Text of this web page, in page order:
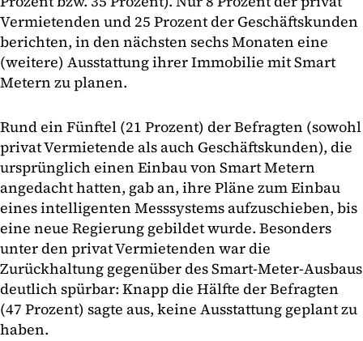
Vermietenden und 25 Prozent der Geschäftskunden
berichten, in den nächsten sechs Monaten eine
(weitere) Ausstattung ihrer Immobilie mit Smart
Metern zu planen.
Rund ein Fünftel (21 Prozent) der Befragten (sowohl
privat Vermietende als auch Geschäftskunden), die
ursprünglich einen Einbau von Smart Metern
angedacht hatten, gab an, ihre Pläne zum Einbau
eines intelligenten Messsystems aufzuschieben, bis
eine neue Regierung gebildet wurde. Besonders
unter den privat Vermietenden war die
Zurückhaltung gegenüber des Smart-Meter-Ausbaus
deutlich spürbar: Knapp die Hälfte der Befragten
(47 Prozent) sagte aus, keine Ausstattung geplant zu
haben.